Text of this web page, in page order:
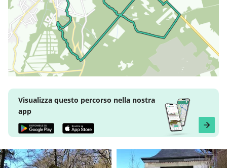
Visualizza questo percorso nella nostra
app